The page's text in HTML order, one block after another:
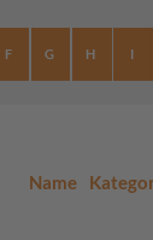
F G H I
Name